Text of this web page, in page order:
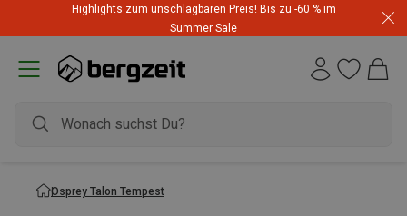
Highlights zum unschlagbaren Preis! Bis zu -60 % im
Summer Sale
Osprey Talon Tempest